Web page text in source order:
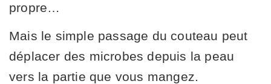
propre…
Mais le simple passage du couteau peut
déplacer des microbes depuis la peau
vers la partie que vous mangez.